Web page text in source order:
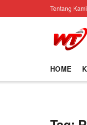
Tentang Kami
HOME